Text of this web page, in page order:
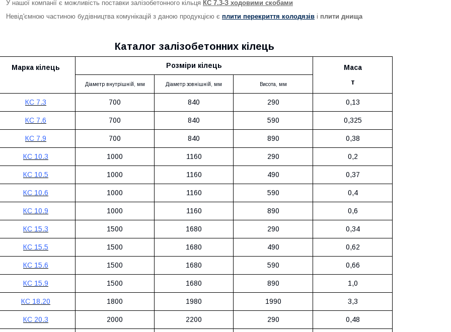
У нашої компанії є можливість поставки залізобетонного кільця КС 7.3-З ходовими скобами
Невід'ємною частиною будівництва комунікацій з даною продукцією є плити перекриття колодязів і плити днища
Каталог залізобетонних кілець
Марка кілець Розміри кілець
Маса
т
Діаметр внутрішній, мм Діаметр зовнішній, мм Висота, мм
КС 7.3 700 840 290 0,13
КС 7.6 700 840 590 0,325
КС 7.9 700 840 890 0,38
КС 10.3 1000 1160 290 0,2
КС 10.5 1000 1160 490 0,37
КС 10.6 1000 1160 590 0,4
КС 10.9 1000 1160 890 0,6
КС 15.3 1500 1680 290 0,34
КС 15.5 1500 1680 490 0,62
КС 15.6 1500 1680 590 0,66
КС 15.9 1500 1680 890 1,0
КС 18.20 1800 1980 1990 3,3
КС 20.3 2000 2200 290 0,48